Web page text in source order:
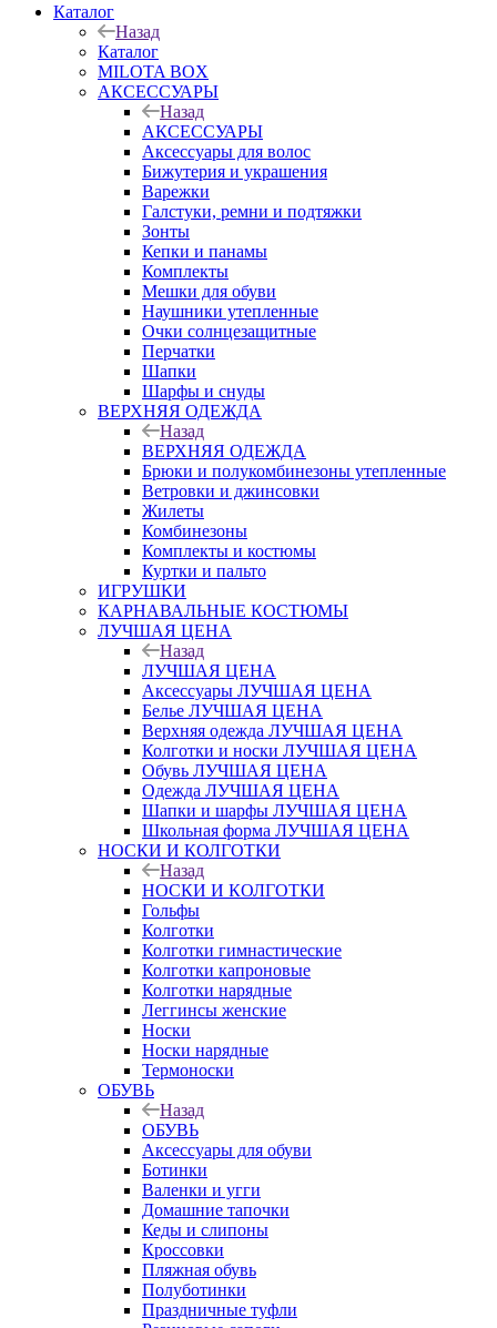
Каталог
Назад
Каталог
MILOTA BOX
АКСЕССУАРЫ
Назад
АКСЕССУАРЫ
Аксессуары для волос
Бижутерия и украшения
Варежки
Галстуки, ремни и подтяжки
Зонты
Кепки и панамы
Комплекты
Мешки для обуви
Наушники утепленные
Очки солнцезащитные
Перчатки
Шапки
Шарфы и снуды
ВЕРХНЯЯ ОДЕЖДА
Назад
ВЕРХНЯЯ ОДЕЖДА
Брюки и полукомбинезоны утепленные
Ветровки и джинсовки
Жилеты
Комбинезоны
Комплекты и костюмы
Куртки и пальто
ИГРУШКИ
КАРНАВАЛЬНЫЕ КОСТЮМЫ
ЛУЧШАЯ ЦЕНА
Назад
ЛУЧШАЯ ЦЕНА
Аксессуары ЛУЧШАЯ ЦЕНА
Белье ЛУЧШАЯ ЦЕНА
Верхняя одежда ЛУЧШАЯ ЦЕНА
Колготки и носки ЛУЧШАЯ ЦЕНА
Обувь ЛУЧШАЯ ЦЕНА
Одежда ЛУЧШАЯ ЦЕНА
Шапки и шарфы ЛУЧШАЯ ЦЕНА
Школьная форма ЛУЧШАЯ ЦЕНА
НОСКИ И КОЛГОТКИ
Назад
НОСКИ И КОЛГОТКИ
Гольфы
Колготки
Колготки гимнастические
Колготки капроновые
Колготки нарядные
Леггинсы женские
Носки
Носки нарядные
Термоноски
ОБУВЬ
Назад
ОБУВЬ
Аксессуары для обуви
Ботинки
Валенки и угги
Домашние тапочки
Кеды и слипоны
Кроссовки
Пляжная обувь
Полуботинки
Праздничные туфли